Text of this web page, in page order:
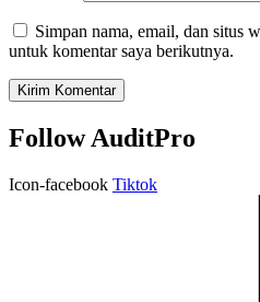
Simpan nama, email, dan situs
untuk komentar saya berikutnya.
Follow AuditPro
Icon-facebook Tiktok